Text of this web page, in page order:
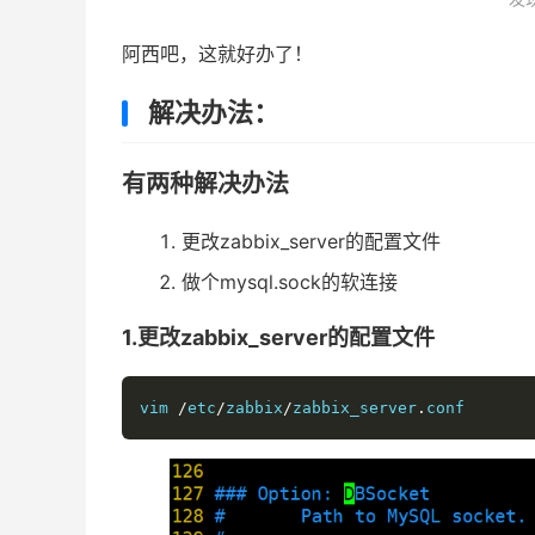
阿西吧，这就好办了！
解决办法：
有两种解决办法
更改zabbix_server的配置文件
做个mysql.sock的软连接
1.更改zabbix_server的配置文件
vim /etc/zabbix/zabbix_server . conf